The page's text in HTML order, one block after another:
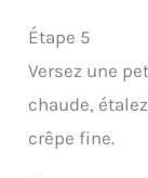
Étape 5
Versez une
chaude,
crêpe fine.